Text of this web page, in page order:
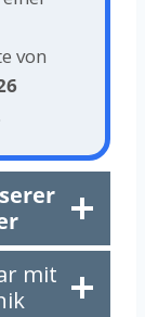
von
mit